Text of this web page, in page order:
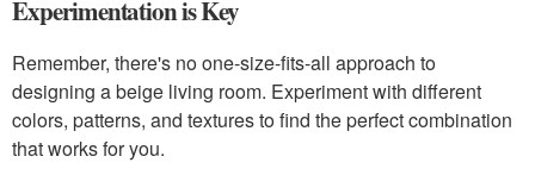
Experimentation is Key
Remember, there's no one-size-fits-all approach to
designing a beige living room. Experiment with different
colors, patterns, and textures to find the perfect combination
that works for you.